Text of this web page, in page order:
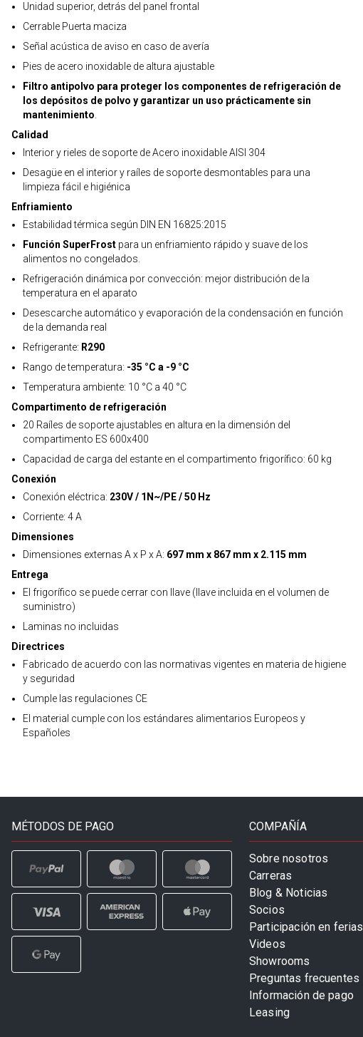
Unidad superior, detrás del panel frontal
Cerrable Puerta maciza
Señal acústica de aviso en caso de avería
Pies de acero inoxidable de altura ajustable
Filtro antipolvo para proteger los componentes de refrigeración de
los depósitos de polvo y garantizar un uso prácticamente sin
mantenimiento
Calidad
Interior y rieles de soporte de Acero inoxidable AISI 304
Desagüe en el interior y raíles de soporte desmontables para una
limpieza fácil e higiénica
Enfriamiento
Estabilidad térmica según DIN EN 16825:2015
Función SuperFrost para un enfriamiento rápido y suave de los
alimentos no congelados.
Refrigeración dinámica por convección: mejor distribución de la
temperatura en el aparato
Desescarche automático y evaporación de la condensación en función
de la demanda real
Refrigerante: R290
Rango de temperatura: -35 °C a -9 °C
Temperatura ambiente: 10 °C a 40 °C
Compartimento de refrigeración
20 Raíles de soporte ajustables en altura en la dimensión del
compartimento ES 600x400
Capacidad de carga del estante en el compartimento frigorífico: 60 kg
Conexión
Conexión eléctrica: 230V / 1N~/PE / 50 Hz
Corriente: 4 A
Dimensiones
Dimensiones externas A x P x A: 697 mm x 867 mm x 2.115 mm
Entrega
El frigorífico se puede cerrar con llave (llave incluida en el volumen de
suministro)
Laminas no incluidas
Directrices
Fabricado de acuerdo con las normativas vigentes en materia de higiene
y seguridad
Cumple las regulaciones CE
El material cumple con los estándares alimentarios Europeos y
Españoles
MÉTODOS DE PAGO COMPAÑÍA
Sobre nosotros
Carreras
Blog & Noticias
Socios
Participación en ferias
Videos
Showrooms
Preguntas frecuentes
Información de pago
Leasing